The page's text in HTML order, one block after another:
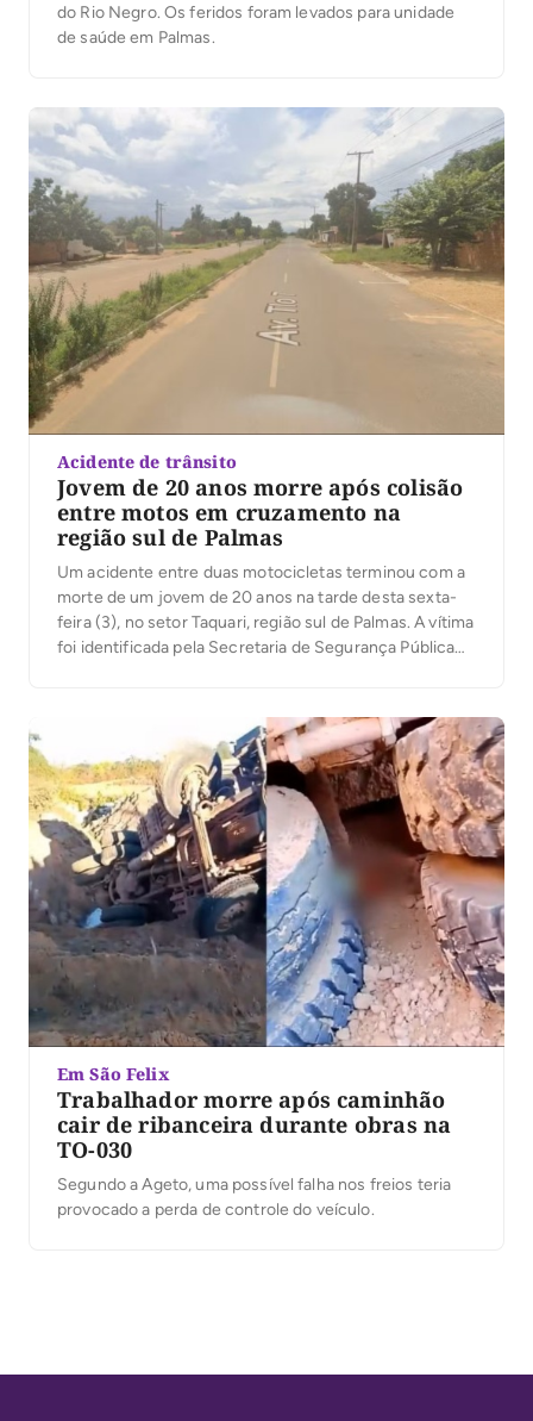
do Rio Negro. Os feridos foram levados para unidade
de saúde em Palmas.
Acidente de trânsito
Jovem de 20 anos morre após colisão
entre motos em cruzamento na
região sul de Palmas
Um acidente entre duas motocicletas terminou com a
morte de um jovem de 20 anos na tarde desta sexta-
feira (3), no setor Taquari, região sul de Palmas. A vítima
foi identificada pela Secretaria de Segurança Pública
Em São Felix
Trabalhador morre após caminhão
cair de ribanceira durante obras na
TO-030
Segundo a Ageto, uma possível falha nos freios teria
provocado a perda de controle do veículo.